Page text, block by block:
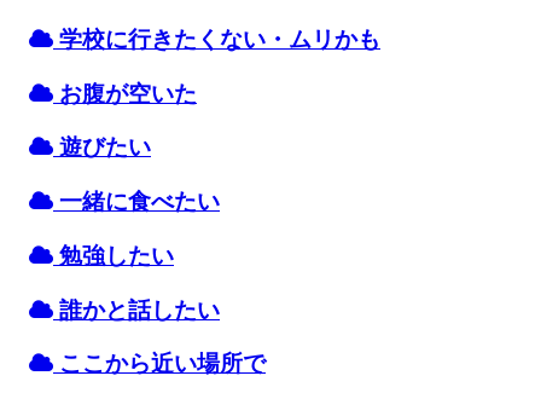
学校に行きたくない・ムリかも
お腹が空いた
遊びたい
一緒に食べたい
勉強したい
誰かと話したい
ここから近い場所で